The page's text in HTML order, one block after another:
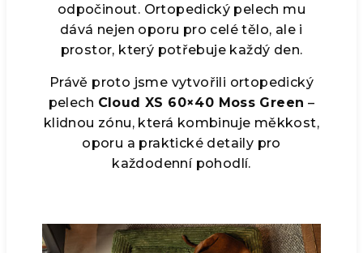
odpočinout. Ortopedický pelech mu
dává nejen oporu pro celé tělo, ale i
prostor, který potřebuje každý den.
Právě proto jsme vytvořili ortopedický
pelech Cloud XS 60×40 Moss Green –
klidnou zónu, která kombinuje měkkost,
oporu a praktické detaily pro
každodenní pohodlí.